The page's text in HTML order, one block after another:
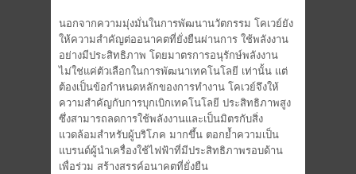
นอกจากความมุ่งมั่นในการพัฒนานวัตกรรม โคเวย์ยัง
ให้ความสำคัญต่ออนาคตที่ยั่งยืนผ่านการ ใช้พลังงาน
อย่างมีประสิทธิภาพ โดยมาตรการอนุรักษ์พลังงาน
ไม่ใช่แค่ตัวเลือกในการพัฒนาเทคโนโลยี เท่านั้น แต่
ต้องเป็นข้อกำหนดหลักของการทำงาน โคเวย์จึงให้
ความสำคัญกับการบุกเบิกเทคโนโลยี ประสิทธิภาพสูง
ซึ่งสามารถลดการใช้พลังงานและเป็นมิตรกับสิ่ง
แวดล้อมสำหรับผู้บริโภค มากขึ้น ตอกย้ำความเป็น
แบรนด์ผู้นำเครื่องใช้ไฟฟ้าที่มีประสิทธิภาพรอบด้าน
เพื่อร่วม สร้างสรรค์อนาคตที่ยั่งยืน